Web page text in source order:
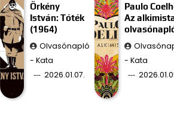
Örkény
István: Tóték
(1964)
Olvasónapló
- Kata
2026.01.07.
Paulo
Az
- Kata